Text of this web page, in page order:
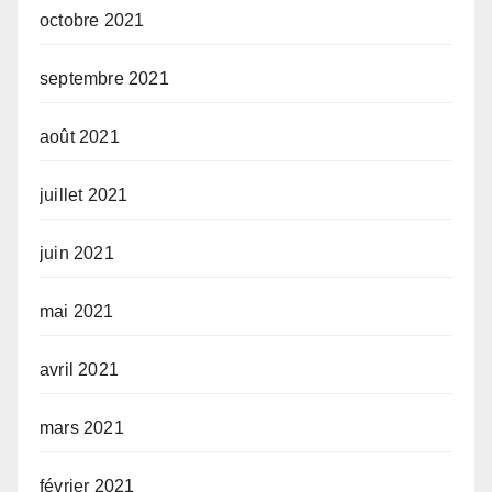
octobre 2021
septembre 2021
août 2021
juillet 2021
juin 2021
mai 2021
avril 2021
mars 2021
février 2021